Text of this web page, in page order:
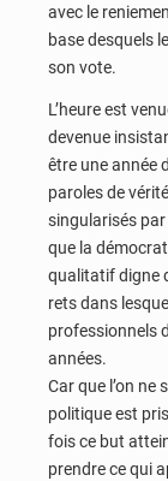
avec le
base desquels
son vote.
L’heure est
devenue
être une année
paroles de
singularisés par
que la
qualitatif digne
rets dans
professionnels
années.
Car que l’on ne
politique est
fois ce but
prendre ce qui